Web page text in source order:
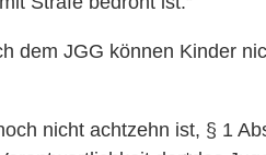
dem JGG können Kinder
nicht achtzehn ist, § 1